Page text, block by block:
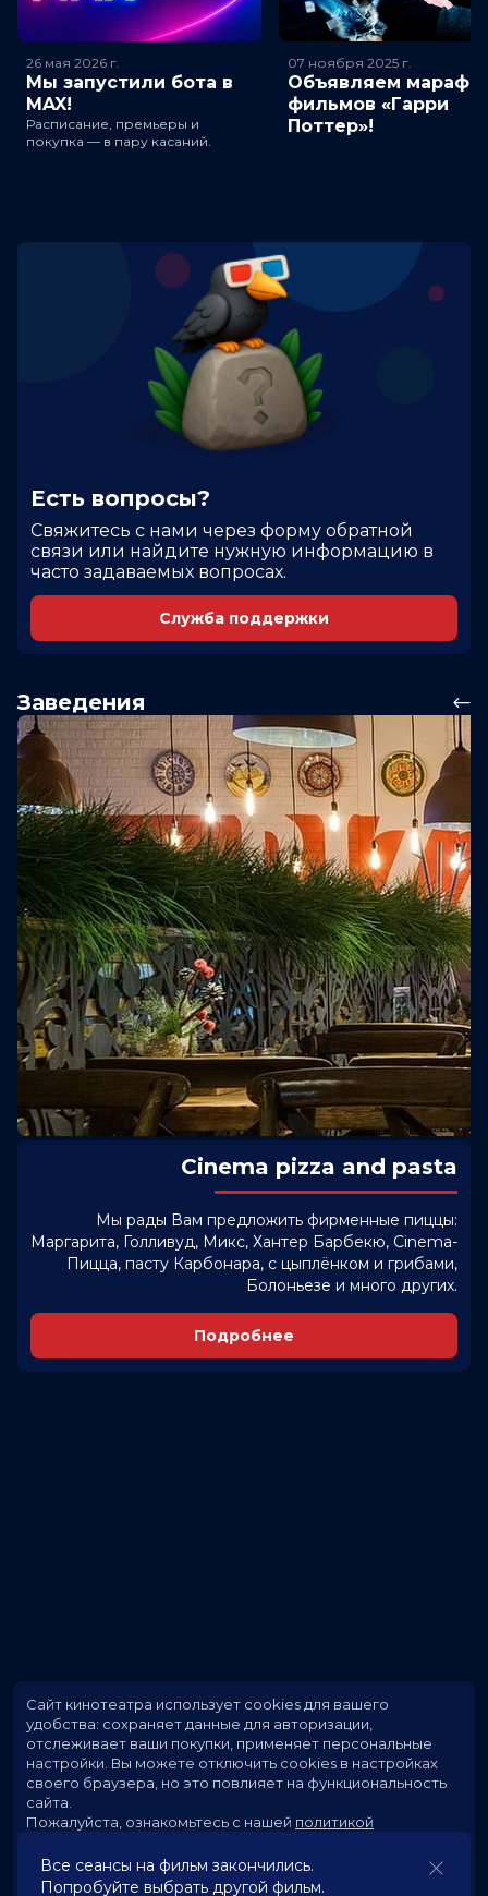
26 мая 2026 г.
Мы запустили бота в
MAX!
Расписание, премьеры и
покупка — в пару касаний.
07 ноября 2025 г.
Объявляем
фильмов «Гарри
Поттер»!
Есть вопросы?
Cвяжитесь с нами через форму обратной
связи или найдите нужную информацию в
часто задаваемых вопросах.
Служба поддержки
Заведения
Cinema pizza and pasta
Мы рады Вам предложить фирменные пиццы:
Маргарита, Голливуд, Микс, Хантер Барбекю, Cinema-
Пицца, пасту Карбонара, с цыплёнком и грибами,
Болоньезе и много других.
Подробнее
Все сеансы на фильм закончились.
Попробуйте выбрать другой фильм.
Сайт кинотеатра использует cookies для вашего
удобства: сохраняет данные для авторизации,
отслеживает ваши покупки, применяет персональные
настройки. Вы можете отключить cookies в настройках
своего браузера, но это повлияет на функциональность
сайта.
Пожалуйста, ознакомьтесь с нашей политикой
Принять